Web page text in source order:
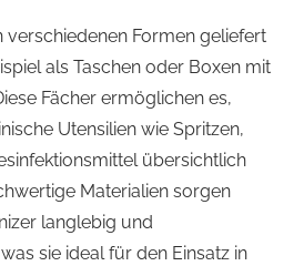
verschiedenen Formen geliefert
als Taschen oder Boxen mit
Fächer ermöglichen es,
Utensilien wie Spritzen,
übersichtlich
Materialien sorgen
langlebig und
sie ideal für den Einsatz in